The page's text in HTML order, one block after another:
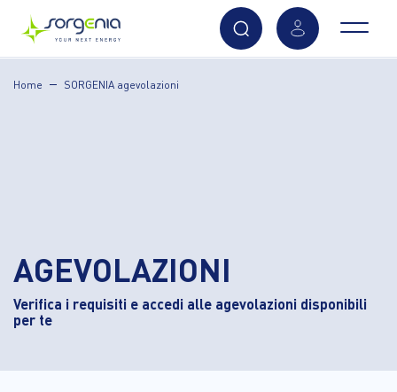
Home SORGENIA agevolazioni
AGEVOLAZIONI
Verifica i requisiti e accedi alle agevolazioni disponibili
per te